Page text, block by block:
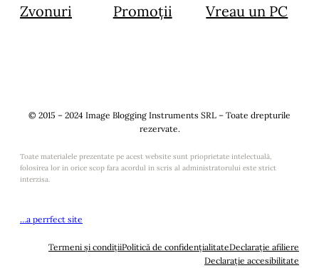
Zvonuri
Promoții
Vreau un PC
© 2015 – 2024 Image Blogging Instruments SRL – Toate drepturile
rezervate.
Toate materialele prezentate pe acest website sunt prioprietate intelectuală,
folosirea lor in orice scop fara acordul in scris al administratorului este strict
interzisa.
…a perrfect site
Termeni și condițiiPolitică de confidențialitateDeclarație afiliere
Declarație accesibilitate